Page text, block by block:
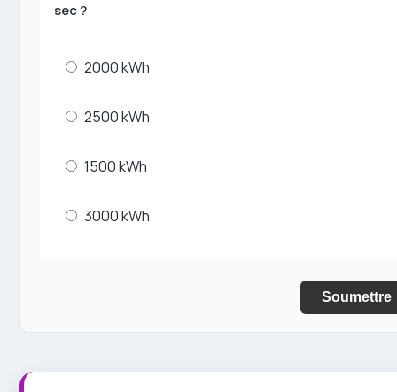
sec ?
2000 kWh
2500 kWh
1500 kWh
3000 kWh
Soumettre